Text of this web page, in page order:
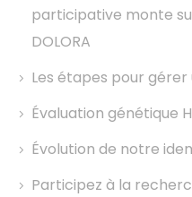
participative monte
DOLORA
Les étapes pour gérer
Évaluation génétique
Évolution de notre
Participez à la